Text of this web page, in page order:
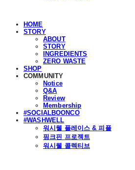
HOME
STORY
ABOUT
STORY
INGREDIENTS
ZERO WASTE
SHOP
COMMUNITY
Notice
Q&A
Review
Membership
#SOCIALBOONCO
#WASHWELL
워시웰 플레이스 & 피플
핑크핀 프로젝트
워시웰 콜렉티브